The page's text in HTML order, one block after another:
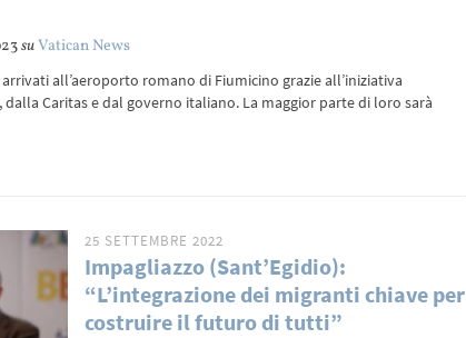
suVatican News
all’aeroporto romano di Fiumicino grazie all’iniziativa
Caritas e dal governo italiano. La maggior parte di loro sarà
25 SETTEMBRE 2022
Impagliazzo (Sant’Egidio):
“L’integrazione dei migranti chiave per
costruire il futuro di tutti”